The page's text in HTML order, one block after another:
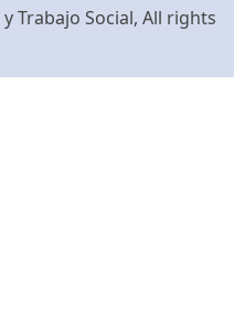
Trabajo Social, All rights